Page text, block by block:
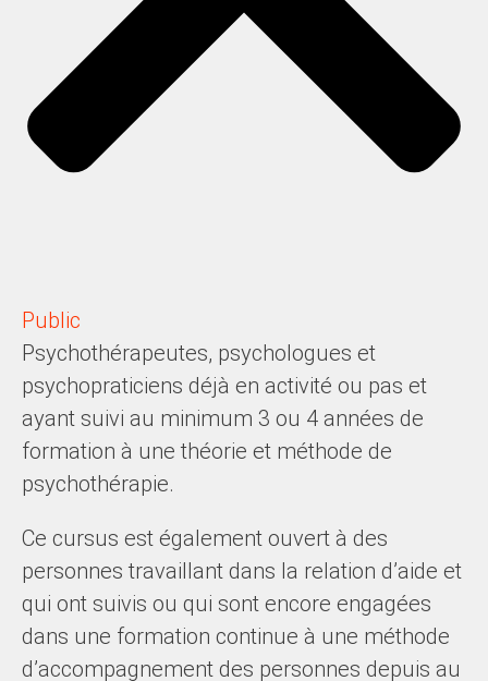
Public
Psychothérapeutes, psychologues et
psychopraticiens déjà en activité ou pas et
ayant suivi au minimum 3 ou 4 années de
formation à une théorie et méthode de
psychothérapie.
Ce cursus est également ouvert à des
personnes travaillant dans la relation d’aide et
qui ont suivis ou qui sont encore engagées
dans une formation continue à une méthode
d’accompagnement des personnes depuis au